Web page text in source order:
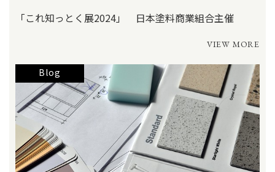
「これ知っとく展2024」 日本塗料商業組合主催
VIEW MORE
Blog